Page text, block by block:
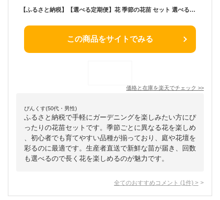
【ふるさと納税】【選べる定期便】花 季節の花苗 セット 選べる回数 1回 2回 3回 4回 | 花き品評会理事長賞受賞 花苗 生産者直送 庭 ガーデニング 花壇 苗 苗木 花の苗 花の苗物 配送不可：北海道・沖縄・離島
この商品をサイトでみる
価格と在庫を楽天でチェック >>
ぴんくす(50代・男性)
ふるさと納税で手軽にガーデニングを楽しみたい方にぴ
ったりの花苗セットです。季節ごとに異なる花を楽しめ
、初心者でも育てやすい品種が揃っており、庭や花壇を
彩るのに最適です。生産者直送で新鮮な苗が届き、回数
も選べるので長く花を楽しめるのが魅力です。
全てのおすすめコメント (1 件) >